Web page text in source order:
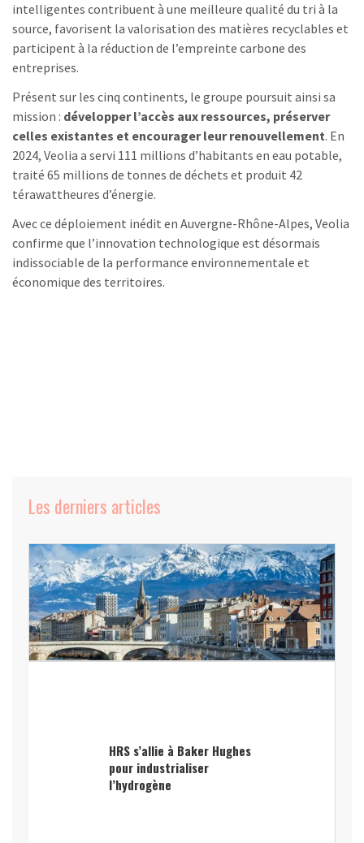
intelligentes contribuent à une meilleure qualité du tri à la
source, favorisent la valorisation des matières recyclables et
participent à la réduction de l’empreinte carbone des
entreprises.
Présent sur les cinq continents, le groupe poursuit ainsi sa
mission : développer l’accès aux ressources, préserver
celles existantes et encourager leur renouvellement. En
2024, Veolia a servi 111 millions d’habitants en eau potable,
traité 65 millions de tonnes de déchets et produit 42
térawattheures d’énergie.
Avec ce déploiement inédit en Auvergne-Rhône-Alpes, Veolia
confirme que l’innovation technologique est désormais
indissociable de la performance environnementale et
économique des territoires.
Les derniers articles
HRS s’allie à Baker Hughes
pour industrialiser
l’hydrogène